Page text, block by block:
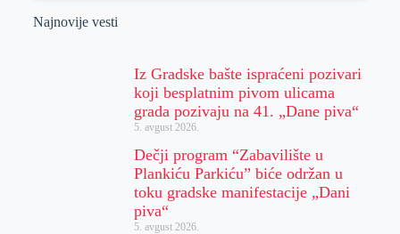
Najnovije vesti
Iz Gradske bašte ispraćeni pozivari
koji besplatnim pivom ulicama
grada pozivaju na 41. „Dane piva“
5. avgust 2026.
Dečji program “Zabavilište u
Plankiću Parkiću” biće održan u
toku gradske manifestacije „Dani
piva“
5. avgust 2026.